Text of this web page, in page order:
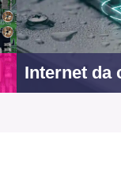
Internet da